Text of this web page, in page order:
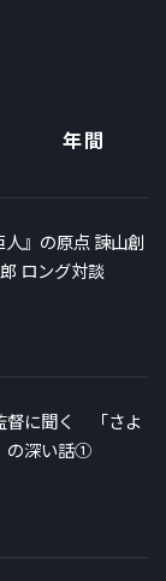
年間
人』の原点 諫山創
ロング対談
督に聞く 「さよ
の深い話①